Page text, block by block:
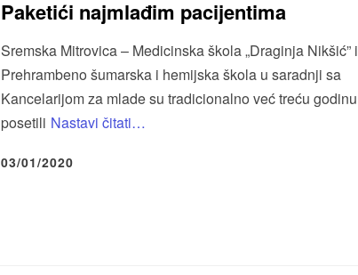
Paketići najmlađim pacijentima
Sremska Mitrovica – Medicinska škola „Draginja Nikšić” i
Prehrambeno šumarska i hemijska škola u saradnji sa
Kancelarijom za mlade su tradicionalno već treću godinu
posetili Nastavi čitati…
03/01/2020